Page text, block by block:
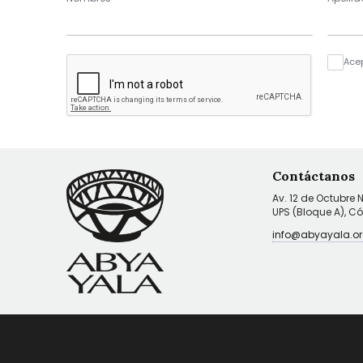
Contáctanos
Av. 12 de Octubre
UPS (Bloque A),